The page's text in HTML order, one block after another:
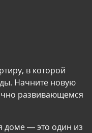
в которой
Начните новую
развивающемся
доме — это один из